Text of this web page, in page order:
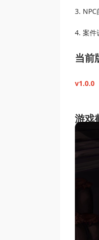
3. NPC
4. 案件
当前
v1.0.0
游戏